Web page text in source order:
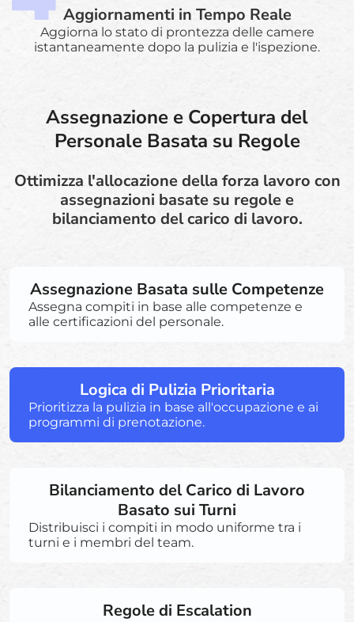
Aggiornamenti in Tempo Reale
Aggiorna lo stato di prontezza delle camere
istantaneamente dopo la pulizia e l'ispezione.
Assegnazione e Copertura del
Personale Basata su Regole
Ottimizza l'allocazione della forza lavoro con
assegnazioni basate su regole e
bilanciamento del carico di lavoro.
Assegnazione Basata sulle Competenze
Assegna compiti in base alle competenze e
alle certificazioni del personale.
Logica di Pulizia Prioritaria
Prioritizza la pulizia in base all'occupazione e ai
programmi di prenotazione.
Bilanciamento del Carico di Lavoro
Basato sui Turni
Distribuisci i compiti in modo uniforme tra i
turni e i membri del team.
Regole di Escalation